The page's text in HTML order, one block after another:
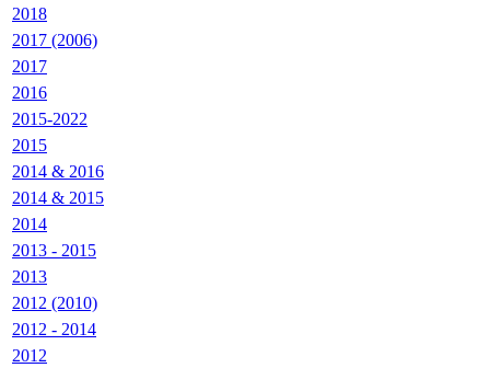
2018
2017 (2006)
2017
2016
2015-2022
2015
2014 & 2016
2014 & 2015
2014
2013 - 2015
2013
2012 (2010)
2012 - 2014
2012